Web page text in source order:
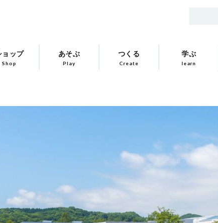
ョップ
Shop
あそぶ
Play
つくる
Create
学ぶ
learn